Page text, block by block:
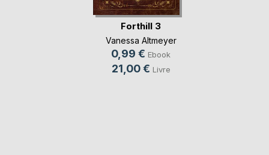
Forthill 3
Vanessa Altmeyer
0,99 € Ebook
21,00 € Livre